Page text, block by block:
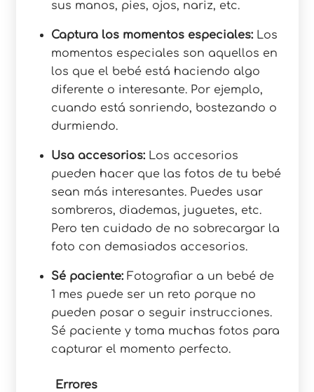
sus manos, pies, ojos, nariz, etc.
Captura los momentos especiales: Los
momentos especiales son aquellos en
los que el bebé está haciendo algo
diferente o interesante. Por ejemplo,
cuando está sonriendo, bostezando o
durmiendo.
Usa accesorios: Los accesorios
pueden hacer que las fotos de tu bebé
sean más interesantes. Puedes usar
sombreros, diademas, juguetes, etc.
Pero ten cuidado de no sobrecargar la
foto con demasiados accesorios.
Sé paciente: Fotografiar a un bebé de
1 mes puede ser un reto porque no
pueden posar o seguir instrucciones.
Sé paciente y toma muchas fotos para
capturar el momento perfecto.
Errores